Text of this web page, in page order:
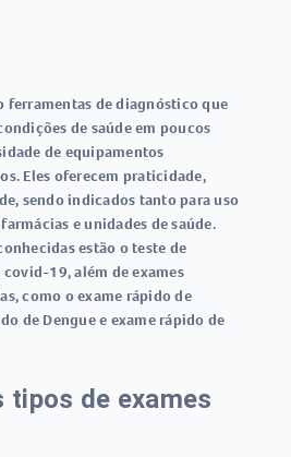
ferramentas de diagnóstico que
de saúde em poucos
de equipamentos
Eles oferecem praticidade,
sendo indicados tanto para uso
e unidades de saúde.
estão oteste de
covid-19, além de exames
como oexame rápido de
de Denguee exame rápido de
tipos de exames